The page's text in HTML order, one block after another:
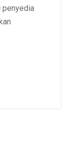
penyedia